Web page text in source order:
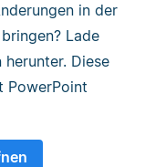
in der
Lade
Diese
PowerPoint